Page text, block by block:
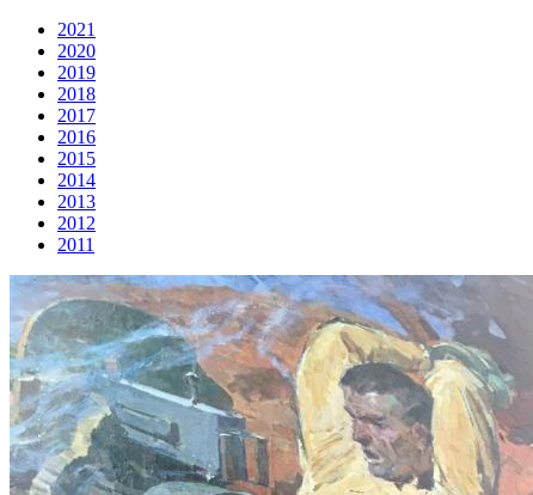
2021
2020
2019
2018
2017
2016
2015
2014
2013
2012
2011